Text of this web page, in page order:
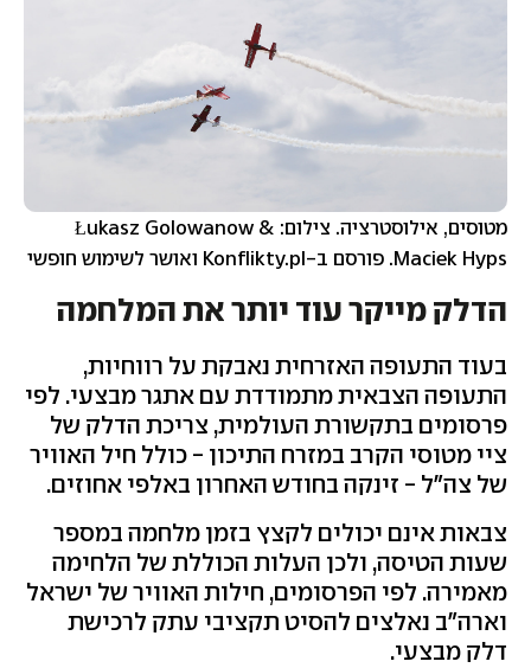
מטוסים, אילוסטרציה. צילום: Łukasz Golowanow &
Maciek Hyps. פורסם ב-Konflikty.pl ואושר לשימוש חופשי
הדלק מייקר עוד יותר את המלחמה
בעוד התעופה האזרחית נאבקת על רווחיות,
התעופה הצבאית מתמודדת עם אתגר מבצעי. לפי
פרסומים בתקשורת העולמית, צריכת הדלק של
ציי מטוסי הקרב במזרח התיכון - כולל חיל האוויר
של צה"ל - זינקה בחודש האחרון באלפי אחוזים.
צבאות אינם יכולים לקצץ בזמן מלחמה במספר
שעות הטיסה, ולכן העלות הכוללת של הלחימה
מאמירה. לפי הפרסומים, חילות האוויר של ישראל
וארה"ב נאלצים להסיט תקציבי עתק לרכישת
דלק מבצעי.